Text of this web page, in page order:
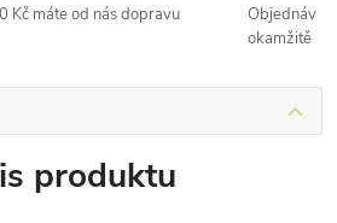
Kč máte od nás dopravu
okamžitě
produktu